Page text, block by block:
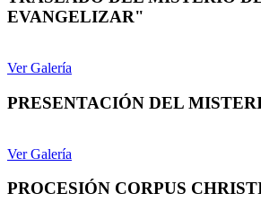
EVANGELIZAR"
Ver Galería
PRESENTACIÓN DEL
Ver Galería
PROCESIÓN CORPUS